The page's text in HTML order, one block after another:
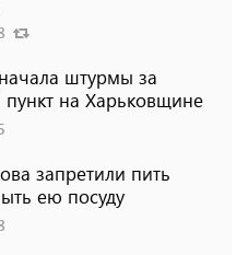
штурмы за
на Харьковщине
запретили пить
ею посуду